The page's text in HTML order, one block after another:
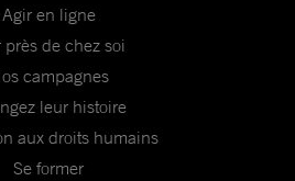
Agir en ligne
près de chez soi
campagnes
leur histoire
aux droits humains
Se former